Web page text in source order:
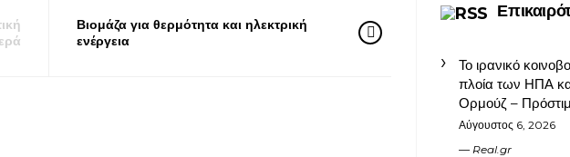
Βιομάζα για θερμότητα και ηλεκτρική
ενέργεια
Το ιρανικό
πλοία των ΗΠΑ
Ορμούζ –
Αύγουστος 6, 2026
Real.gr